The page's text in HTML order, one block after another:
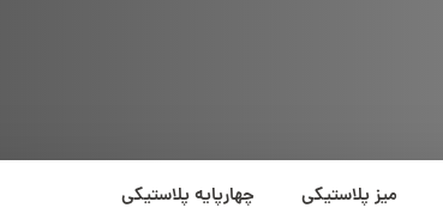
میز پلاستیکی چهارپایه پلاستیکی